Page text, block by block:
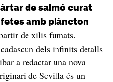
de salmó curat
amb plàncton
de xilis fumats.
dels infinits detalls
a redactar una nova
de Sevilla és un